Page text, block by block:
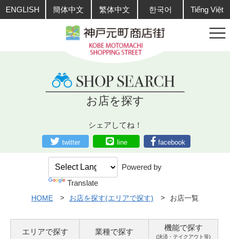
ENGLISH 簡体中文 繁体中文 한국어 Tiếng Việt
お店を探す
シェアしてね！
twitter line facebook
Powered by
Translate
HOME お店を探す(エリアで探す) お店一覧
エリアで探す 業種で探す 機能で探す
(決済・テイクアウト等)